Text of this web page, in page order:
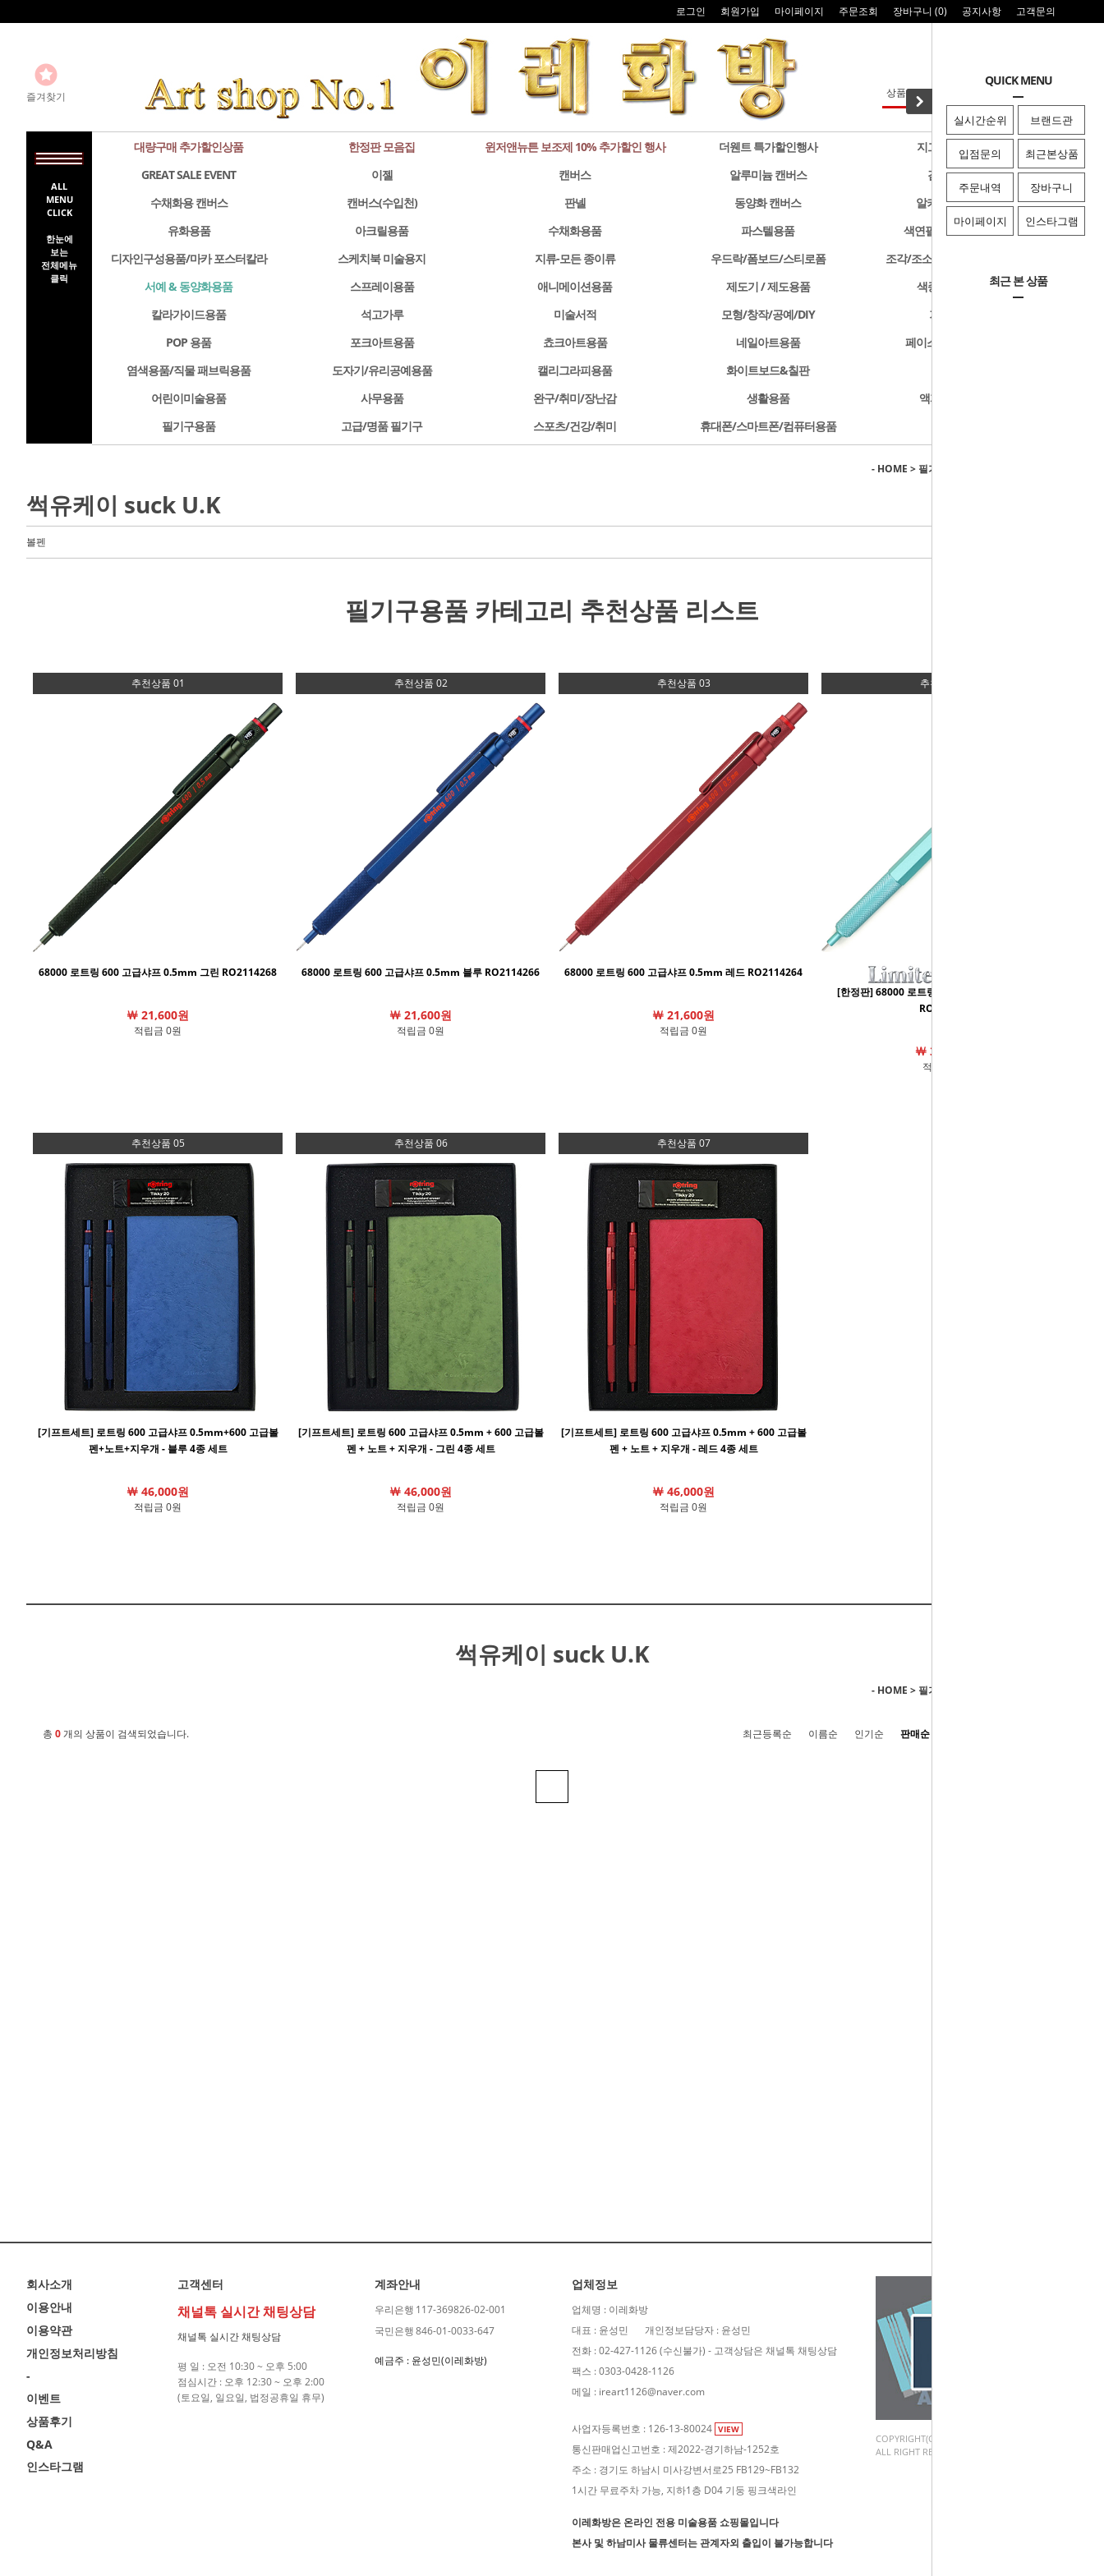
QUICK MENU
실시간순위 브랜드관
입점문의 최근본상품
주문내역 장바구니
마이페이지 인스타그램
최근 본 상품
로그인 회원가입 마이페이지 주문조회 장바구니 (0) 공지사항 고객문의
즐겨찾기
ALL
MENU
CLICK
한눈에
보는
전체메뉴
클릭
대량구매 추가할인상품 한정판 모음집 윈저앤뉴튼 보조제 10% 추가할인 행사 더웬트 특가할인행사
지그 특가할인행사
GREAT SALE EVENT
이젤 캔버스 알루미늄 캔버스
검정색 캔버스
수채화용 캔버스
캔버스(수입천) 판넬 동양화 캔버스
알키드물감 및 용품
유화용품
아크릴용품 수채화용품 파스텔용품
색연필/연필/드로잉용품
디자인구성용품/마카 포스터칼라
스케치북 미술용지 지류-모든 종이류 우드락/폼보드/스티로폼
조각/조소용품/클레이/판화용품
서예 & 동양화용품
스프레이용품 애니메이션용품 제도기 / 제도용품
색종이 & 종이접기
칼라가이드용품
석고가루 미술서적 모형/창작/공예/DIY
기타화방용품
POP 용품
포크아트용품 쵸크아트용품 네일아트용품
페이스페인팅/미용용품
염색용품/직물 패브릭용품
도자기/유리공예용품 캘리그라피용품 화이트보드&칠판
어린이미술용품
사무용품 완구/취미/장난감 생활용품
액자/사진첩/앨범
필기구용품
고급/명품 필기구 스포츠/건강/취미 휴대폰/스마트폰/컴퓨터용품
- HOME > 필기구용품
썩유케이 suck U.K
볼펜
필기구용품 카테고리 추천상품 리스트
추천상품 01
68000 로트링 600 고급샤프 0.5mm 그린 RO2114268
￦ 21,600원
적립금 0원
추천상품 02
68000 로트링 600 고급샤프 0.5mm 블루 RO2114266
￦ 21,600원
적립금 0원
추천상품 03
68000 로트링 600 고급샤프 0.5mm 레드 RO2114264
￦ 21,600원
적립금 0원
추천상품 04
[한정판] 68000 로트링 600 고급샤프 0.5mm 민트
RO2159704
￦ 33,920원
적립금 0원
추천상품 05
[기프트세트] 로트링 600 고급샤프 0.5mm+600 고급볼
펜+노트+지우개 - 블루 4종 세트
￦ 46,000원
적립금 0원
추천상품 06
[기프트세트] 로트링 600 고급샤프 0.5mm + 600 고급볼
펜 + 노트 + 지우개 - 그린 4종 세트
￦ 46,000원
적립금 0원
추천상품 07
[기프트세트] 로트링 600 고급샤프 0.5mm + 600 고급볼
펜 + 노트 + 지우개 - 레드 4종 세트
￦ 46,000원
적립금 0원
썩유케이 suck U.K
- HOME > 필기구용품
총 0개의 상품이 검색되었습니다. 최근등록순 이름순 인기순 판매순
회사소개
이용안내
이용약관
개인정보처리방침
-
이벤트
상품후기
Q&A
인스타그램
고객센터
채널톡 실시간 채팅상담
채널톡 실시간 채팅상담
평 일 : 오전 10:30 ~ 오후 5:00
점심시간 : 오후 12:30 ~ 오후 2:00
(토요일, 일요일, 법정공휴일 휴무)
계좌안내
우리은행 117-369826-02-001
국민은행846-01-0033-647
예금주 : 윤성민(이레화방)
업체정보
업체명 : 이레화방
대표 : 윤성민
개인정보담당자 : 윤성민
전화 : 02-427-1126 (수신불가) - 고객상담은 채널톡 채팅상담
팩스 : 0303-0428-1126
메일 : ireart1126@naver.com
사업자등록번호 : 126-13-80024 VIEW
통신판매업신고번호 : 제2022-경기하남-1252호
주소 : 경기도 하남시 미사강변서로25 FB129~FB132
1시간 무료주차 가능, 지하1층 D04 기둥 핑크색라인
이레화방은 온라인 전용 미술용품 쇼핑몰입니다
본사 및 하남미사 물류센터는 관계자외 출입이 불가능합니다
COPYRIGHT(C).2003~2024 이레화방
ALL RIGHT RESERVED.